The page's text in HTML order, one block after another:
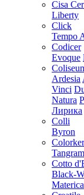
Cisa
Liberty
Click
Tempo
Codicer
Evoque
Ardesia
Vinci
Natura
Лирика
Colli
Byron
Colorker
Tangram
Cotto
Black-
Materica